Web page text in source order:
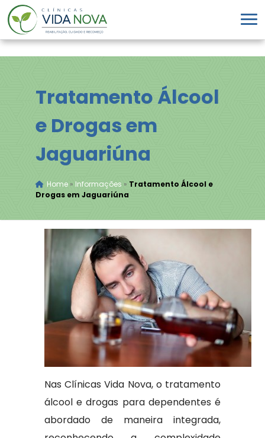
Tratamento Álcool
e Drogas em
Jaguariúna
Home» Informações » Tratamento Álcool e
Drogas em Jaguariúna
Nas Clínicas Vida Nova, o tratamento
álcool e drogas para dependentes é
abordado de maneira integrada,